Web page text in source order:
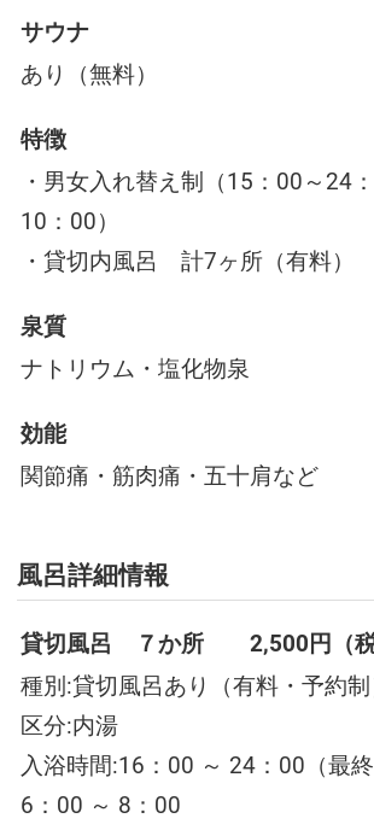
サウナ
あり（無料）
特徴
・男女入れ替え制（15：00～24
10：00）
・貸切内風呂 計7ヶ所（有料）
泉質
ナトリウム・塩化物泉
効能
関節痛・筋肉痛・五十肩など
風呂詳細情報
貸切風呂 ７か所 2,500円（
種別:貸切風呂あり（有料・予約制
区分:内湯
入浴時間:16：00 ～ 24：00（最終
6：00 ～ 8：00